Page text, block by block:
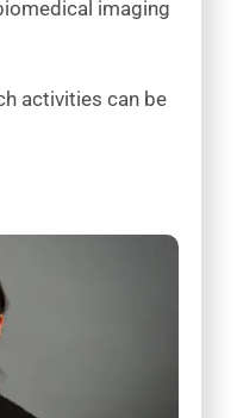
imaging
activities can be